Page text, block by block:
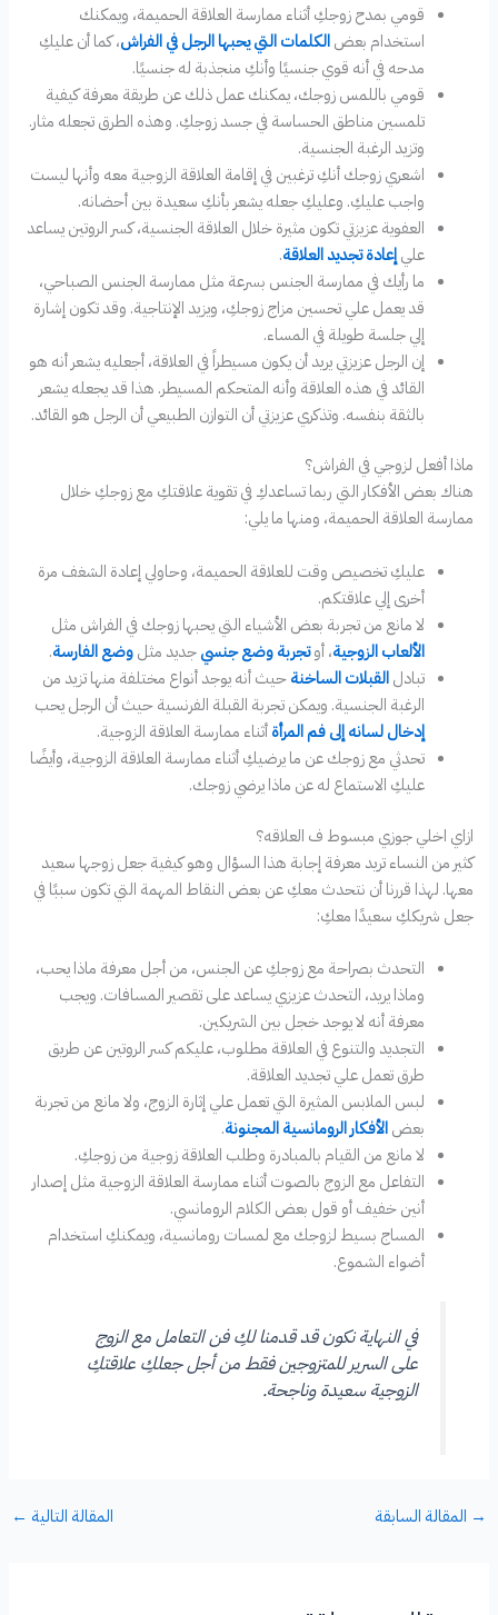
قومي بمدح زوجكِ أثناء ممارسة العلاقة الحميمة، ويمكنك
استخدام بعضالكلمات التي يحبها الرجل في الفراش، كما أن عليكِ
مدحه في أنه قوي جنسيًا وأنكِ منجذبة له جنسيًا.
قومي باللمس زوجك، يمكنك عمل ذلك عن طريقة معرفة كيفية
تلمسين مناطق الحساسة في جسد زوجكِ. وهذه الطرق تجعله مثار.
وتزيد الرغبة الجنسية.
اشعري زوجك أنكِ ترغبين في إقامة العلاقة الزوجية معه وأنها ليست
واجب عليكِ. وعليكِ جعله يشعر بأنكِ سعيدة بين أحضانه.
العفوية عزيزتي تكون مثيرة خلال العلاقة الجنسية، كسر الروتين يساعد
عليإعادة تجديد العلاقة.
ما رأيك في ممارسة الجنس بسرعة مثل ممارسة الجنس الصباحي،
قد يعمل علي تحسين مزاج زوجكِ، ويزيد الإنتاجية. وقد تكون إشارة
إلي جلسة طويلة في المساء.
إن الرجل عزيزتي يريد أن يكون مسيطراً في العلاقة، أجعليه يشعر أنه هو
القائد في هذه العلاقة وأنه المتحكم المسيطر. هذا قد يجعله يشعر
بالثقة بنفسه. وتذكري عزيزتي أن التوازن الطبيعي أن الرجل هو القائد.
ماذا أفعل لزوجي في الفراش؟
هناك بعض الأفكار التي ربما تساعدكِ في تقوية علاقتكِ مع زوجكِ خلال
ممارسة العلاقة الحميمة، ومنها ما يلي:
عليكِ تخصيص وقت للعلاقة الحميمة، وحاولي إعادة الشغف مرة
أخرى إلي علاقتكم.
لا مانع من تجربة بعض الأشياء التي يحبها زوجك في الفراش مثل
الألعاب الزوجية، أوتجربة وضع جنسيجديد مثلوضع الفارسة.
تبادلالقبلات الساخنةحيث أنه يوجد أنواع مختلفة منها تزيد من
الرغبة الجنسية. ويمكن تجربة القبلة الفرنسية حيث أن الرجل يحب
إدخال لسانه إلى فم المرأةأثناء ممارسة العلاقة الزوجية.
تحدثي مع زوجك عن ما يرضيكِ أثناء ممارسة العلاقة الزوجية، وأيضًا
عليكِ الاستماع له عن ماذا يرضي زوجك.
ازاي اخلي جوزي مبسوط ف العلاقه؟
كثير من النساء تريد معرفة إجابة هذا السؤال وهو كيفية جعل زوجها سعيد
معها. لهذا قررنا أن نتحدث معكِ عن بعض النقاط المهمة التي تكون سببًا في
جعل شريككِ سعيدًا معكِ:
التحدث بصراحة مع زوجكِ عن الجنس، من أجل معرفة ماذا يحب،
وماذا يريد، التحدث عزيزي يساعد على تقصير المسافات. ويجب
معرفة أنه لا يوجد خجل بين الشريكين.
التجديد والتنوع في العلاقة مطلوب، عليكم كسر الروتين عن طريق
طرق تعمل علي تجديد العلاقة.
لبس الملابس المثيرة التي تعمل علي إثارة الزوج، ولا مانع من تجربة
بعضالأفكار الرومانسية المجنونة.
لا مانع من القيام بالمبادرة وطلب العلاقة زوجية من زوجكِ.
التفاعل مع الزوج بالصوت أثناء ممارسة العلاقة الزوجية مثل إصدار
أنين خفيف أو قول بعض الكلام الرومانسي.
المساج بسيط لزوجك مع لمسات رومانسية، ويمكنكِ استخدام
أضواء الشموع.
في النهاية نكون قد قدمنا لكِ فن التعامل مع الزوج
على السرير للمتزوجين فقط من أجل جعلكِ علاقتكِ
الزوجية سعيدة وناجحة.
→ المقالة السابقة المقالة التالية ←